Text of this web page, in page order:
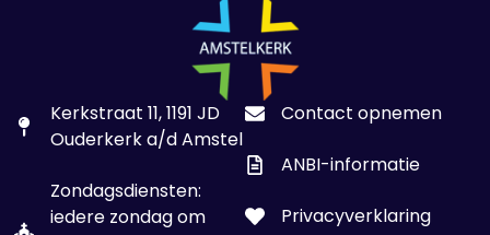
Kerkstraat 11, 1191 JD
Ouderkerk a/d Amstel
Zondagsdiensten:
iedere zondag om
Contact opnemen
ANBI-informatie
Privacyverklaring